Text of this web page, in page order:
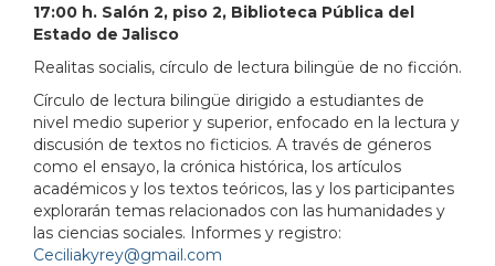
17:00 h. Salón 2, piso 2, Biblioteca Pública del
Estado de Jalisco
Realitas socialis, círculo de lectura bilingüe de no ficción.
Círculo de lectura bilingüe dirigido a estudiantes de
nivel medio superior y superior, enfocado en la lectura y
discusión de textos no ficticios. A través de géneros
como el ensayo, la crónica histórica, los artículos
académicos y los textos teóricos, las y los participantes
explorarán temas relacionados con las humanidades y
las ciencias sociales. Informes y registro:
Ceciliakyrey@gmail.com